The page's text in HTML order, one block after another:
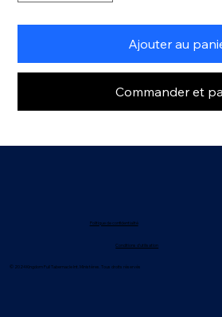
Ajouter au
Commander et
Politique de confidentialité
Conditions d'utilisation
© 2024 Kingdom Full Tabernacle Int. Ministères. Tous droits réservés